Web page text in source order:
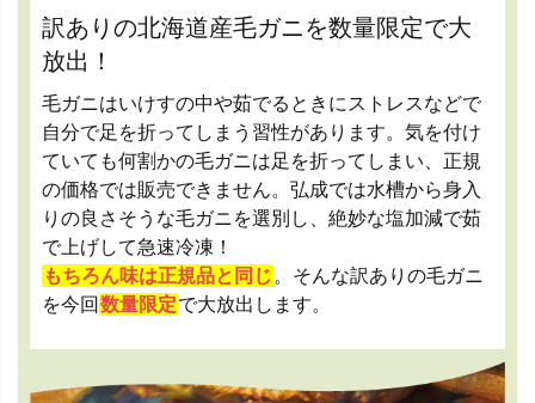
訳ありの北海道産毛ガニを数量限定で大
放出！
毛ガニはいけすの中や茹でるときにストレスなどで
自分で足を折ってしまう習性があります。気を付け
ていても何割かの毛ガニは足を折ってしまい、正規
の価格では販売できません。弘成では水槽から身入
りの良さそうな毛ガニを選別し、絶妙な塩加減で茹
で上げして急速冷凍！
もちろん味は正規品と同じ 。そんな訳ありの毛ガニ
を今回 数量限定で大放出します。